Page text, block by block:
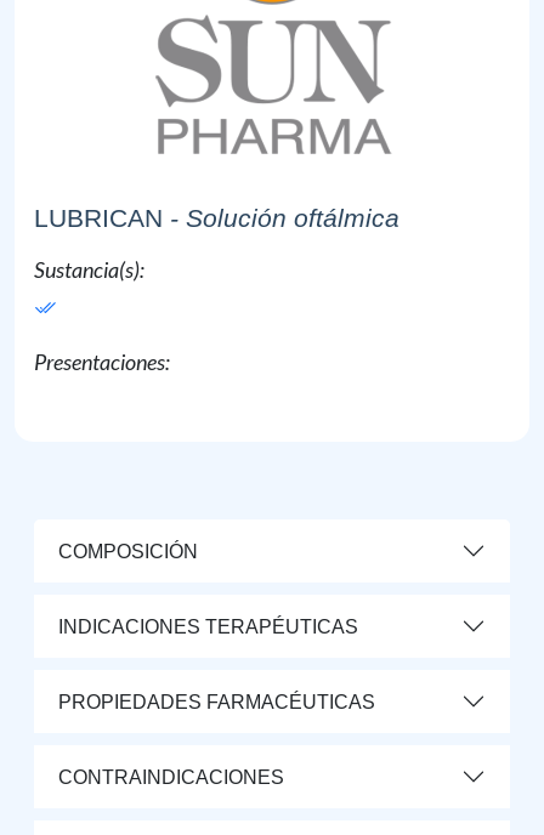
LUBRICAN - Solución oftálmica
Sustancia(s):
Presentaciones:
COMPOSICIÓN
INDICACIONES TERAPÉUTICAS
PROPIEDADES FARMACÉUTICAS
CONTRAINDICACIONES